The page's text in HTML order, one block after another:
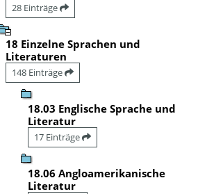
28 Einträge
18 Einzelne Sprachen und
Literaturen
148 Einträge
18.03 Englische Sprache und
Literatur
17 Einträge
18.06 Angloamerikanische
Literatur